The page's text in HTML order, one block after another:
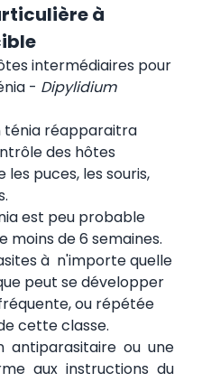
à
intermédiaires pour
- Dipylidium
ténia réapparaitra
des hôtes
puces, les souris,
est peu probable
moins de 6 semaines.
à n'importe quelle
peut se développer
ou répétée
cette classe.
antiparasitaire ou une
aux instructions du